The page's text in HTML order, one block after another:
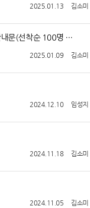
김소미
2025.01.13
2025학년도 입학전 SW 프로그램 안내문(선착순 100명 접수 마감되었습니다.)
김소미
2025.01.09
임성지
2024.12.10
김소미
2024.11.18
김소미
2024.11.05